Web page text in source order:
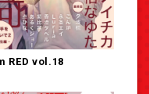
RED vol.18